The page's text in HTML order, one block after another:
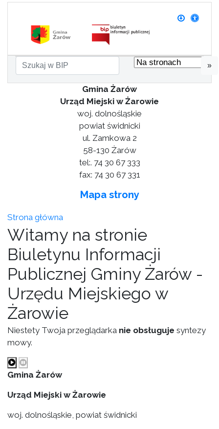
»
Gmina Żarów
Urząd Miejski w Żarowie
woj. dolnośląskie
powiat świdnicki
ul. Zamkowa 2
58-130 Żarów
tel:. 74 30 67 333
fax: 74 30 67 331
Mapa strony
Strona główna
Witamy na stronie
Biuletynu Informacji
Publicznej Gminy Żarów -
Urzędu Miejskiego w
Żarowie
Niestety Twoja przeglądarka nie obsługuje syntezy
mowy.
Gmina Żarów
Urząd Miejski w Żarowie
woj. dolnośląskie, powiat świdnicki